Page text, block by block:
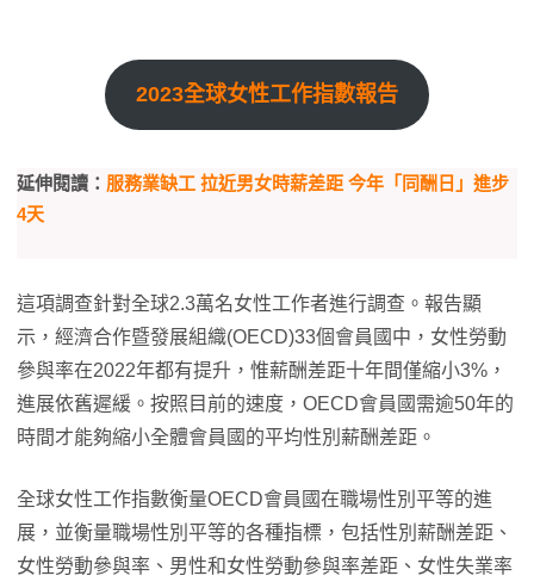
2023全球女性工作指數報告
延伸閱讀： 服務業缺工 拉近男女時薪差距 今年「同酬日」進步
4天
這項調查針對全球2.3萬名女性工作者進行調查。報告顯
示，經濟合作暨發展組織(OECD)33個會員國中，女性勞動
參與率在2022年都有提升，惟薪酬差距十年間僅縮小3%，
進展依舊遲緩。按照目前的速度，OECD會員國需逾50年的
時間才能夠縮小全體會員國的平均性別薪酬差距。
全球女性工作指數衡量OECD會員國在職場性別平等的進
展，並衡量職場性別平等的各種指標，包括性別薪酬差距、
女性勞動參與率、男性和女性勞動參與率差距、女性失業率